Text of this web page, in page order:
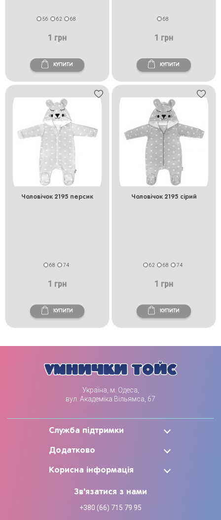
56 62 68
1 грн
КУПИТИ
68
1 грн
КУПИТИ
Чоловічок 2195 персик
68 74
1 грн
КУПИТИ
Чоловічок 2195 сірий
62 68 74
1 грн
КУПИТИ
Україна, м. Одеса,
вул. Академіка Вільямса, 67
Служба підтримки
Додатково
Корисна інформація
Зв'язатися з нами
+380 (66) 715 79 95